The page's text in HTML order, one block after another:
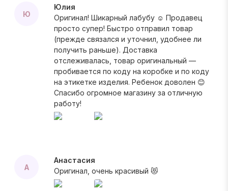
Ю
Юлия
Оригинал! Шикарный лабубу ☺️ Продавец
просто супер! Быстро отправил товар
(прежде связался и уточнил, удобнее ли
получить раньше). Доставка
отслеживалась, товар оригинальный —
пробивается по коду на коробке и по коду
на этикетке изделия. Ребенок доволен 😊
Спасибо огромное магазину за отличную
работу!
А
Анастасия
Оригинал, очень красивый 😻